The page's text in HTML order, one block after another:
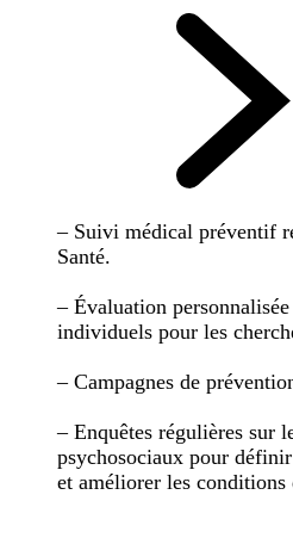
– Suivi médical préventif
Santé.
– Évaluation
individuels pour les
– Campagnes de
– Enquêtes régulières sur
psychosociaux pour définir
et améliorer les conditions